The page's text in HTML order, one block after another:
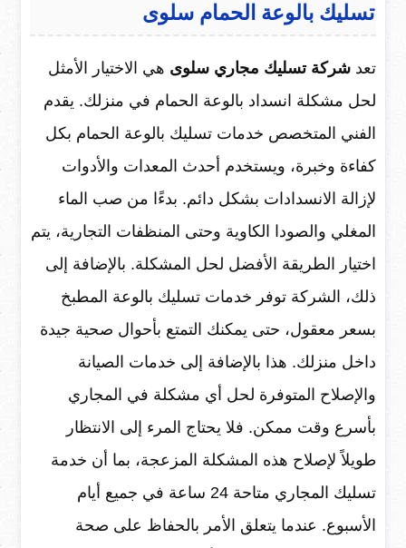
تسليك بالوعة الحمام سلوى
تعد شركة تسليك مجاري سلوى هي الاختيار الأمثل
لحل مشكلة انسداد بالوعة الحمام في منزلك. يقدم
الفني المتخصص خدمات تسليك بالوعة الحمام بكل
كفاءة وخبرة، ويستخدم أحدث المعدات والأدوات
لإزالة الانسدادات بشكل دائم. بدءًا من صب الماء
المغلي والصودا الكاوية وحتى المنظفات التجارية، يتم
اختيار الطريقة الأفضل لحل المشكلة. بالإضافة إلى
ذلك، الشركة توفر خدمات تسليك بالوعة المطبخ
بسعر معقول، حتى يمكنك التمتع بأحوال صحية جيدة
داخل منزلك. هذا بالإضافة إلى خدمات الصيانة
والإصلاح المتوفرة لحل أي مشكلة في المجاري
بأسرع وقت ممكن. فلا يحتاج المرء إلى الانتظار
طويلاً لإصلاح هذه المشكلة المزعجة، بما أن خدمة
تسليك المجاري متاحة 24 ساعة في جميع أيام
الأسبوع. عندما يتعلق الأمر بالحفاظ على صحة